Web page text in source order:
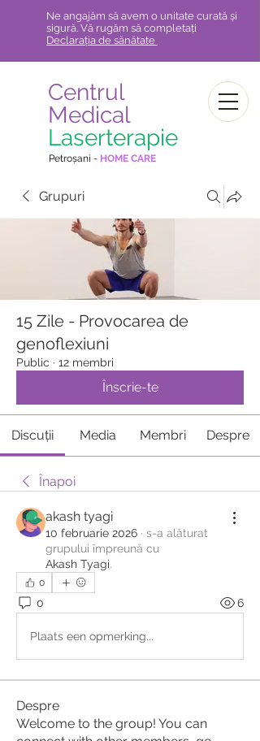
Ne angajăm să avem o unitate curată și
sigură. Vă rugăm să completați
Declarația de sănătate
Centrul
Medical
Laserterapie
Petroșani - HOME CARE
Grupuri
15 Zile - Provocarea de
genoflexiuni
Public · 12 membri
Înscrie-te
Discuții Media Membri Despre
Înapoi
akash tyagi
10 februarie 2026 · s-a alăturat
grupului împreună cu
Akash Tyagi.
0
0 6
Plaats een opmerking...
Despre
Welcome to the group! You can